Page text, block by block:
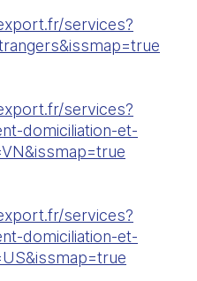
services?
services?
domiciliation-et-
services?
domiciliation-et-